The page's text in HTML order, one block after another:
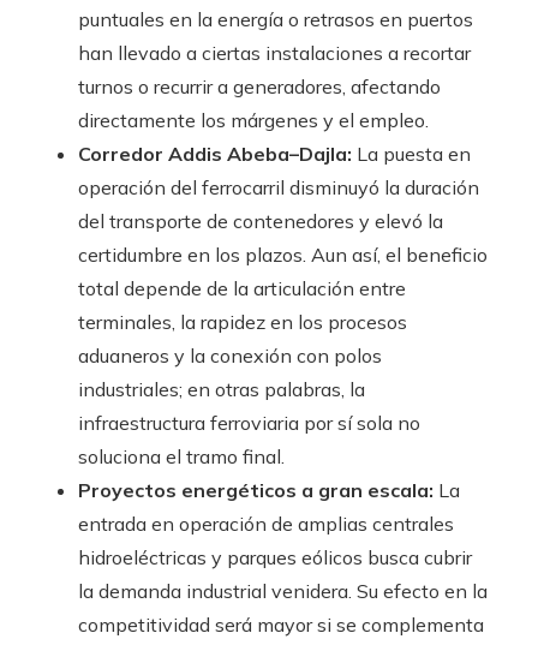
puntuales en la energía o retrasos en puertos
han llevado a ciertas instalaciones a recortar
turnos o recurrir a generadores, afectando
directamente los márgenes y el empleo.
Corredor Addis Abeba–Dajla: La puesta en
operación del ferrocarril disminuyó la duración
del transporte de contenedores y elevó la
certidumbre en los plazos. Aun así, el beneficio
total depende de la articulación entre
terminales, la rapidez en los procesos
aduaneros y la conexión con polos
industriales; en otras palabras, la
infraestructura ferroviaria por sí sola no
soluciona el tramo final.
Proyectos energéticos a gran escala: La
entrada en operación de amplias centrales
hidroeléctricas y parques eólicos busca cubrir
la demanda industrial venidera. Su efecto en la
competitividad será mayor si se complementa